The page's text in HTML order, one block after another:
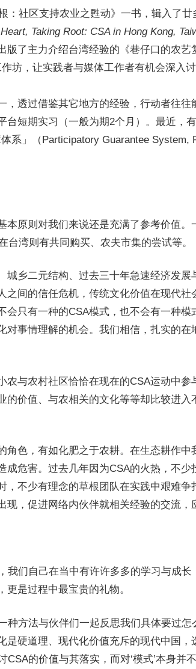
：社区支持农业之甦动》一书，辑入了
Taking Root: CSA in Hong Kong,
了主力介绍台湾经验的《巷仔口的农艺
坊，让实践者与媒体工作者有机会深
，透过借鉴其它地方的经验，行动者往
台短期实习（一般为期2个月）。最近，
系」（Participatory Guarantee
本原则对我们来说还是充满了参考价值
台湾则有共同购买、农夫市集的尝试等。
乡二元结构、过去三十年急速经济发
之间的信任危机，传统文化价值在现代
只有一种的CSA模式，也不会有一种
事情理解的机会。我们相信，扎实的
农与农村社区恰恰在现在的CSA运动中
价值、与农相关的文化等等却比较进入
角色，有如化肥之于农耕。在生态耕作
危害。过去几年因为CSA的火热，不
，不少有理念的草根团队在实践中艰难
，促进网络内伙伴就相关经验的交流，
我们自己在当中有许许多多的学习与成
是过程中最宝贵的礼物。
方法与伙伴们一起反思我们具体要过
硬道理、现代化价值充斥的现代中国
的价值与其落实，而对‘模式’本身